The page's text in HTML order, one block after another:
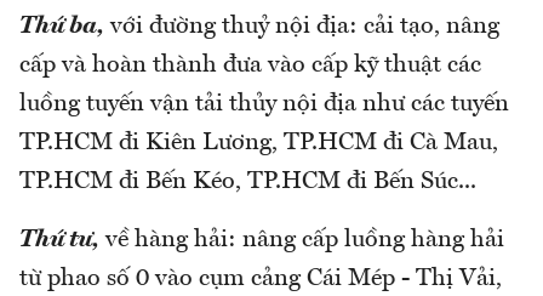
Thứ ba, với đường thuỷ nội địa: cải tạo, nâng
cấp và hoàn thành đưa vào cấp kỹ thuật các
luồng tuyến vận tải thủy nội địa như các tuyến
TP.HCM đi Kiên Lương, TP.HCM đi Cà Mau,
TP.HCM đi Bến Kéo, TP.HCM đi Bến Súc...
Thứ tư, về hàng hải: nâng cấp luồng hàng hải
từ phao số 0 vào cụm cảng Cái Mép - Thị Vải,